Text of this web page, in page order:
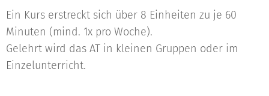
Ein Kurs erstreckt sich über 8 Einheiten zu je 60
Minuten (mind. 1x pro Woche).
Gelehrt wird das AT in kleinen Gruppen oder im
Einzelunterricht.